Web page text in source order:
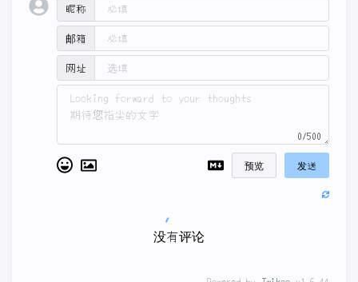
昵称
邮箱
网址
0/500
预览 发送
没有评论